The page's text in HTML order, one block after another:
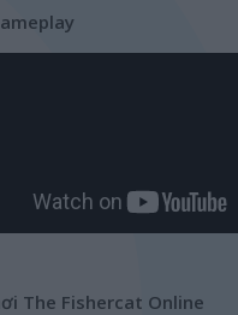
The Fishercat Online